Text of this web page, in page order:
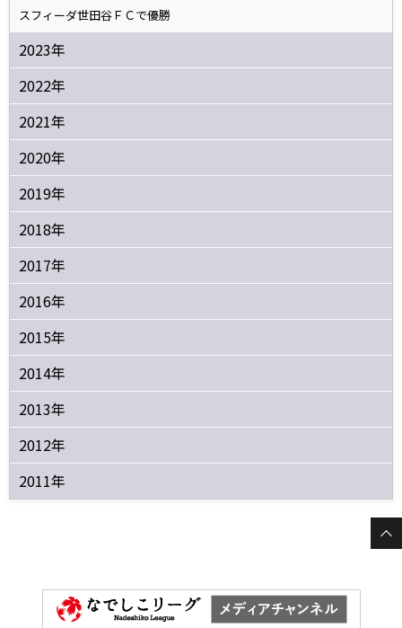
スフィーダ世田谷ＦＣで優勝
2023年
2022年
2021年
2020年
2019年
2018年
2017年
2016年
2015年
2014年
2013年
2012年
2011年